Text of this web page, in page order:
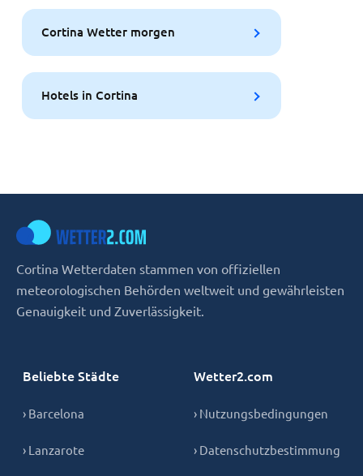
Cortina Wetter morgen
Hotels in Cortina
Cortina Wetterdaten stammen von offiziellen
meteorologischen Behörden weltweit und gewährleisten
Genauigkeit und Zuverlässigkeit.
Beliebte Städte
› Barcelona
› Lanzarote
Wetter2.com
› Nutzungsbedingungen
› Datenschutzbestimmung